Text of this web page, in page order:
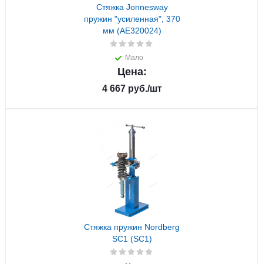
Стяжка Jonnesway
пружин "усиленная", 370
мм (AE320024)
Мало
Цена:
4 667руб./шт
Стяжка пружин Nordberg
SC1 (SC1)